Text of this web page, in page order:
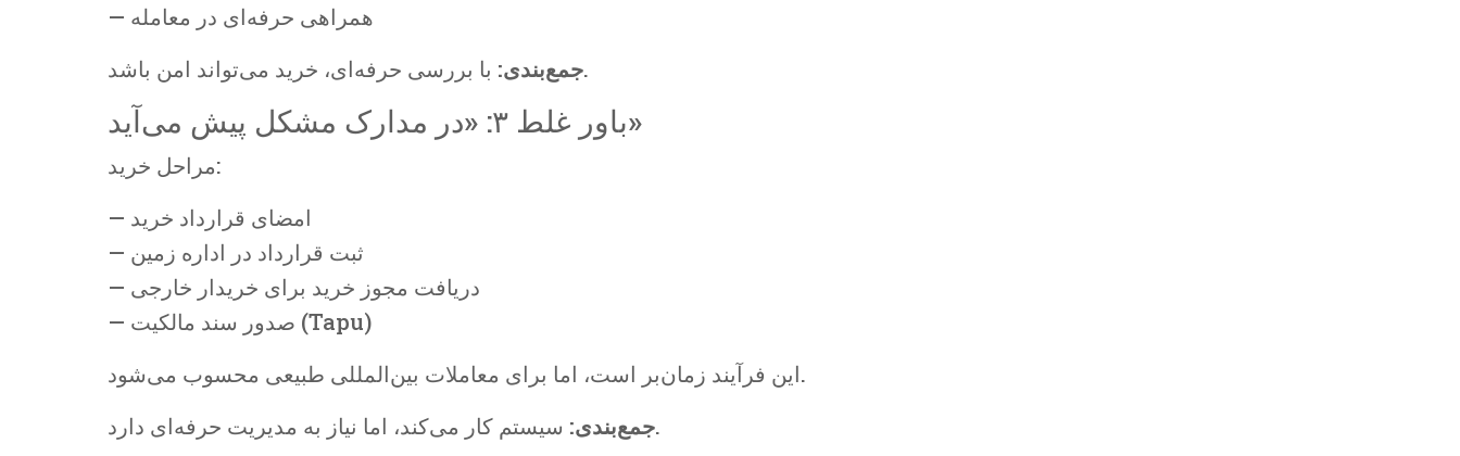
— همراهی حرفه‌ای در معامله
جمع‌بندی:با بررسی حرفه‌ای، خرید می‌تواند امن باشد.
باور غلط ۳: «در مدارک مشکل پیش می‌آید»
مراحل خرید:
— امضای قرارداد خرید
— ثبت قرارداد در اداره زمین
— دریافت مجوز خرید برای خریدار خارجی
— صدور سند مالکیت (Tapu)
این فرآیند زمان‌بر است، اما برای معاملات بین‌المللی طبیعی محسوب می‌شود.
جمع‌بندی:سیستم کار می‌کند، اما نیاز به مدیریت حرفه‌ای دارد.